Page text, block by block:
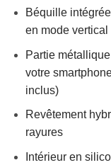
Béquille
en mode vertical
Partie
votre
inclus)
Revêtement
rayures
Intérieur en